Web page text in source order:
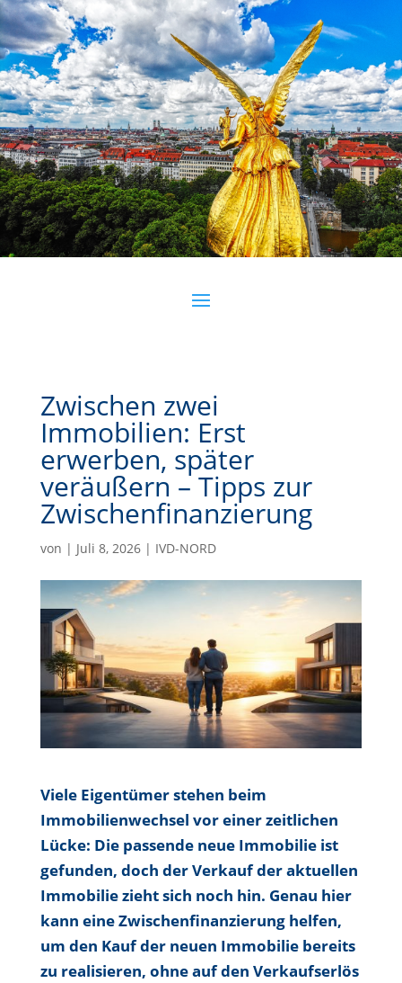
Zwischen zwei
Immobilien: Erst
erwerben, später
veräußern – Tipps zur
Zwischenfinanzierung
von | Juli 8, 2026| IVD-NORD
Viele Eigentümer stehen beim
Immobilienwechsel vor einer zeitlichen
Lücke: Die passende neue Immobilie ist
gefunden, doch der Verkauf der aktuellen
Immobilie zieht sich noch hin. Genau hier
kann eine Zwischenfinanzierung helfen,
um den Kauf der neuen Immobilie bereits
zu realisieren, ohne auf den Verkaufserlös